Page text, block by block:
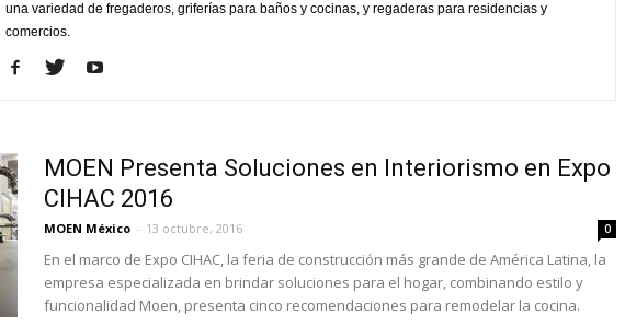
una variedad de fregaderos, griferías para baños y cocinas, y regaderas para residencias y
comercios.
MOEN Presenta Soluciones en Interiorismo en Expo
CIHAC 2016
MOEN México - 13 octubre, 2016 0
En el marco de Expo CIHAC, la feria de construcción más grande de América Latina, la
empresa especializada en brindar soluciones para el hogar, combinando estilo y
funcionalidad Moen, presenta cinco recomendaciones para remodelar la cocina.